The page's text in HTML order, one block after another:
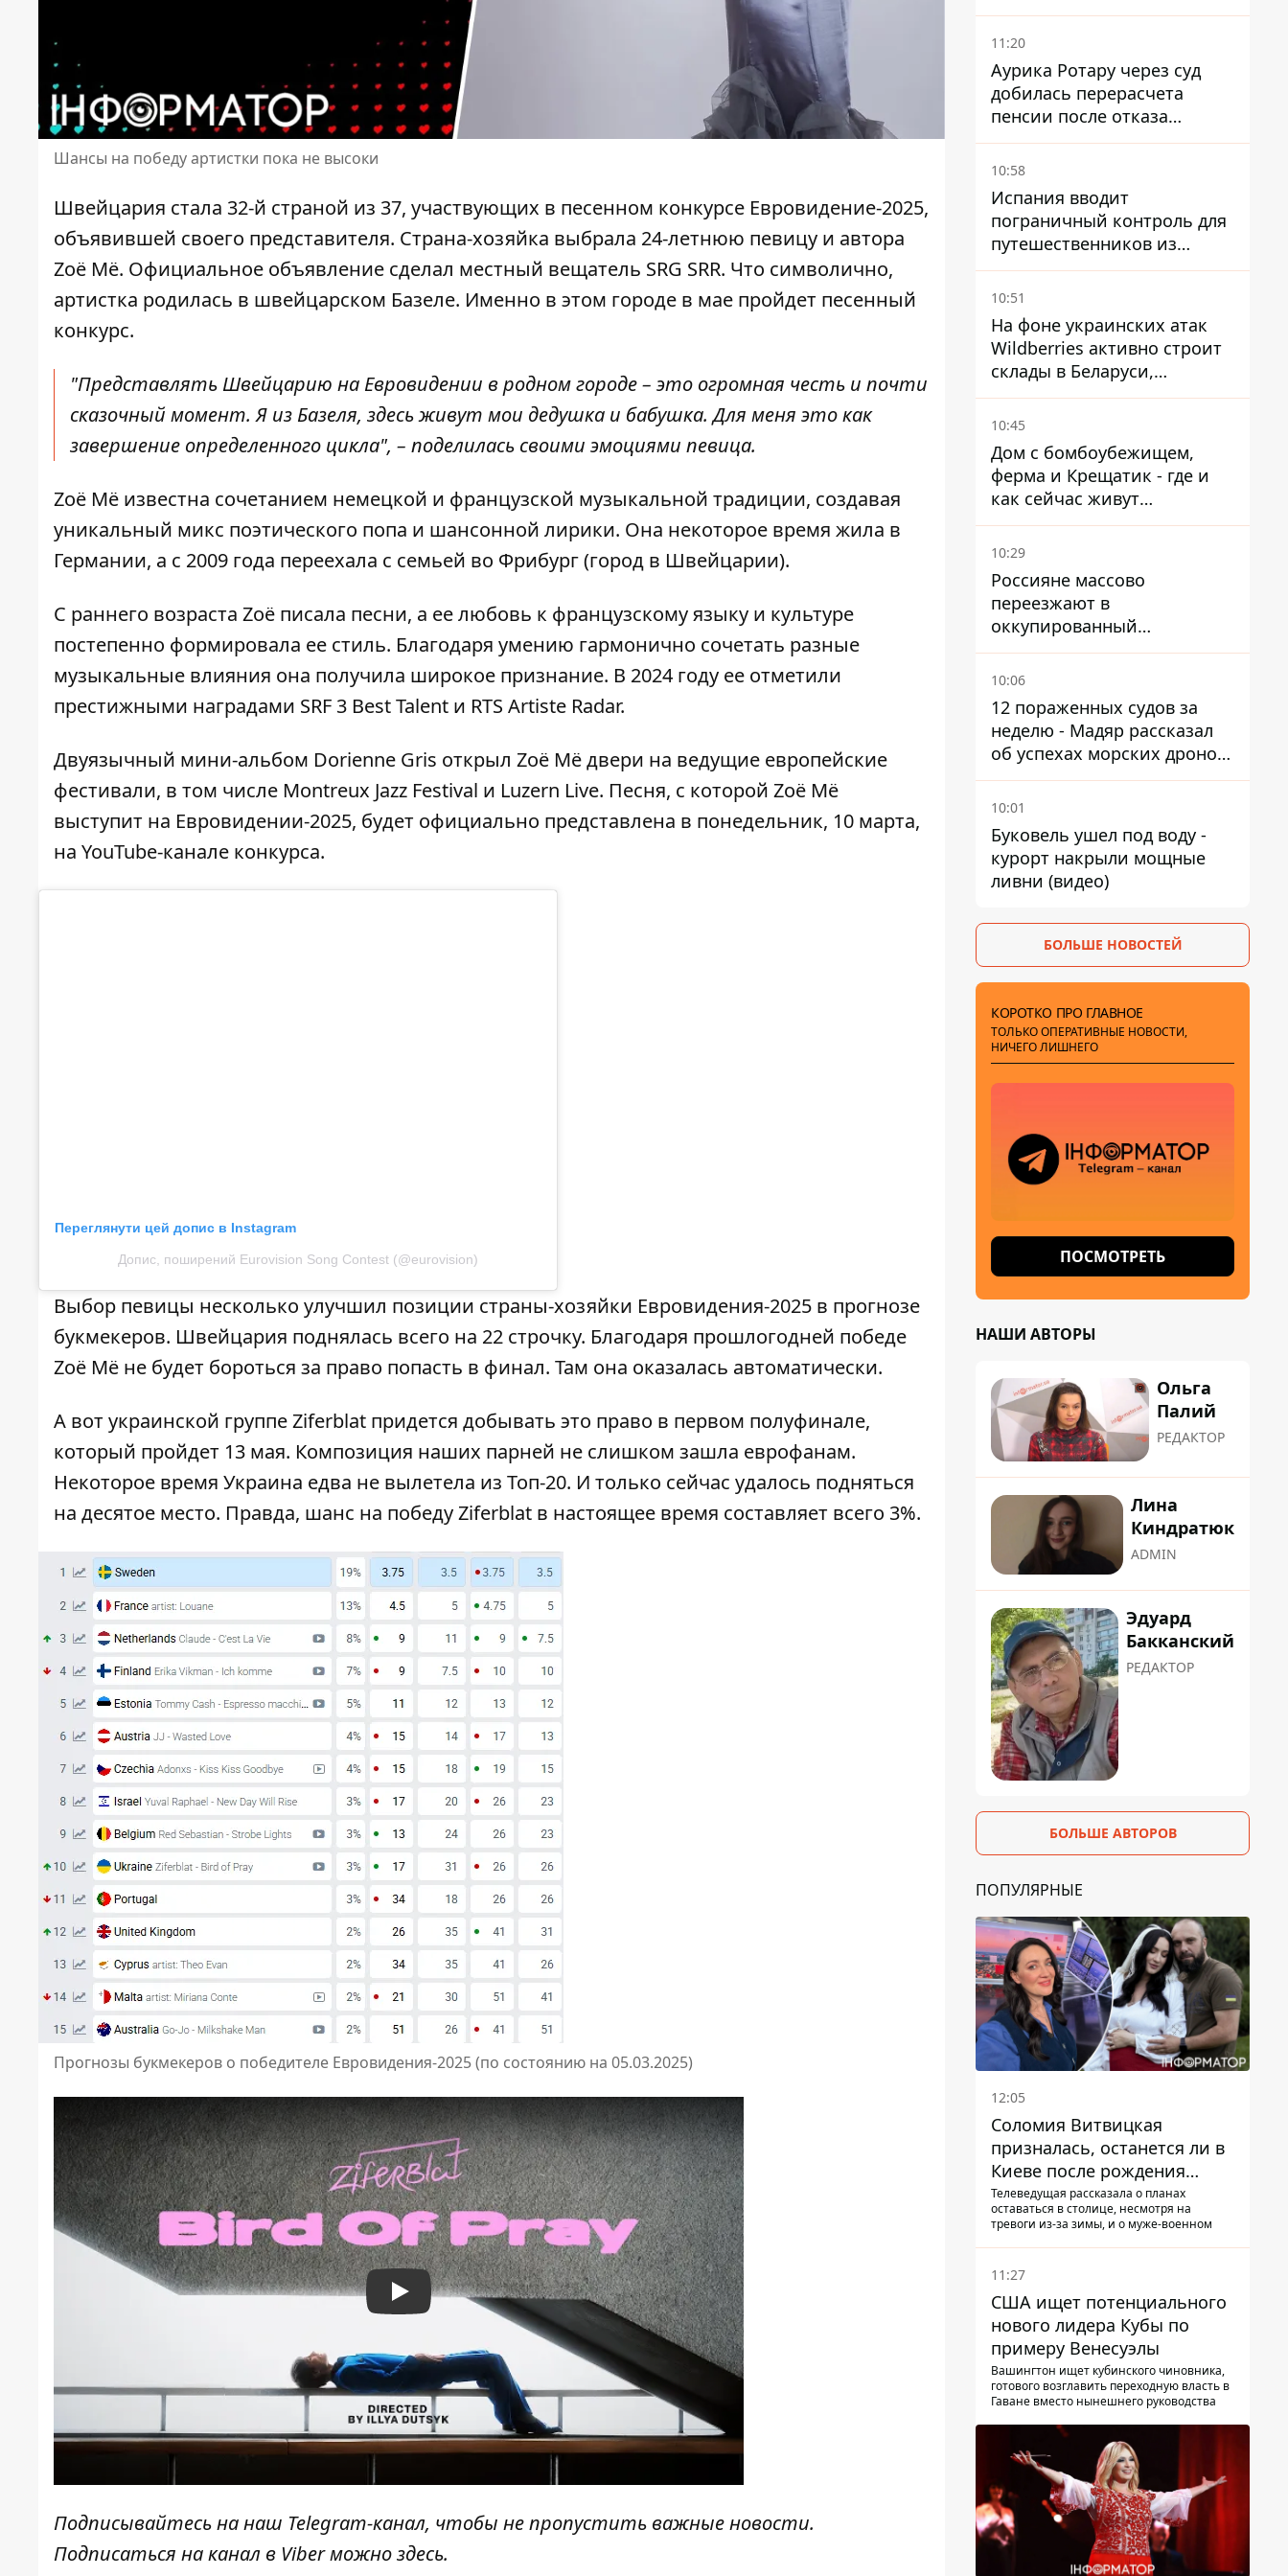
Шансы на победу артистки пока не высоки
Швейцария стала 32-й страной из 37, участвующих в песенном конкурсе Евровидение-2025,
объявившей своего представителя. Страна-хозяйка выбрала 24-летнюю певицу и автора
Zoë Më. Официальное объявление сделал местный вещатель SRG SRR. Что символично,
артистка родилась в швейцарском Базеле. Именно в этом городе в мае пройдет песенный
конкурс.
"Представлять Швейцарию на Евровидении в родном городе – это огромная честь и почти
сказочный момент. Я из Базеля, здесь живут мои дедушка и бабушка. Для меня это как
завершение определенного цикла", – поделилась своими эмоциями певица.
Zoë Më известна сочетанием немецкой и французской музыкальной традиции, создавая
уникальный микс поэтического попа и шансонной лирики. Она некоторое время жила в
Германии, а с 2009 года переехала с семьей во Фрибург (город в Швейцарии).
С раннего возраста Zoë писала песни, а ее любовь к французскому языку и культуре
постепенно формировала ее стиль. Благодаря умению гармонично сочетать разные
музыкальные влияния она получила широкое признание. В 2024 году ее отметили
престижными наградами SRF 3 Best Talent и RTS Artiste Radar.
Двуязычный мини-альбом Dorienne Gris открыл Zoë Më двери на ведущие европейские
фестивали, в том числе Montreux Jazz Festival и Luzern Live. Песня, с которой Zoë Më
выступит на Евровидении-2025, будет официально представлена ​​в понедельник, 10 марта,
на YouTube-канале конкурса.
Переглянути цей допис в Instagram
Допис, поширений Eurovision Song Contest (@eurovision)
Выбор певицы несколько улучшил позиции страны-хозяйки Евровидения-2025 в прогнозе
букмекеров. Швейцария поднялась всего на 22 строчку. Благодаря прошлогодней победе
Zoë Më не будет бороться за право попасть в финал. Там она оказалась автоматически.
А вот украинской группе Ziferblat придется добывать это право в первом полуфинале,
который пройдет 13 мая. Композиция наших парней не слишком зашла еврофанам.
Некоторое время Украина едва не вылетела из Топ-20. И только сейчас удалось подняться
на десятое место. Правда, шанс на победу Ziferblat в настоящее время составляет всего 3%.
Прогнозы букмекеров о победителе Евровидения-2025 (по состоянию на 05.03.2025)
Play
Подписывайтесь на наш Telegram-канал, чтобы не пропустить важные новости.
Подписаться на канал в Viber можноздесь.
11:20
Аурика Ротару через суд
добилась перерасчета
пенсии после отказа
Пенсионного фонда
10:58
Испания вводит
пограничный контроль для
путешественников из
Италии из-за
миграционного конфликта
10:51
На фоне украинских атак
Wildberries активно строит
склады в Беларуси,
Казахстане, Узбекистане
10:45
Дом с бомбоубежищем,
ферма и Крещатик - где и
как сейчас живут
украинские знаменитости
10:29
Россияне массово
переезжают в
оккупированный
Мариуполь, а местных
оставляют без жилья
10:06
12 пораженных судов за
неделю - Мадяр рассказал
об успехах морских дронов
в Черном и Азовском морях
10:01
Буковель ушел под воду -
курорт накрыли мощные
ливни (видео)
БОЛЬШЕ НОВОСТЕЙ
КОРОТКО ПРО ГЛАВНОЕ
ТОЛЬКО ОПЕРАТИВНЫЕ НОВОСТИ,
НИЧЕГО ЛИШНЕГО
ПОСМОТРЕТЬ
НАШИ АВТОРЫ
Ольга
Палий
РЕДАКТОР
Лина
Киндратюк
ADMIN
Эдуард
Бакканский
РЕДАКТОР
БОЛЬШЕ АВТОРОВ
ПОПУЛЯРНЫЕ
12:05
Соломия Витвицкая
призналась, останется ли в
Киеве после рождения
ребенка
Телеведущая рассказала о планах
оставаться в столице, несмотря на
тревоги из-за зимы, и о муже-военном
11:27
США ищет потенциального
нового лидера Кубы по
примеру Венесуэлы
Вашингтон ищет кубинского чиновника,
готового возглавить переходную власть в
Гаване вместо нынешнего руководства